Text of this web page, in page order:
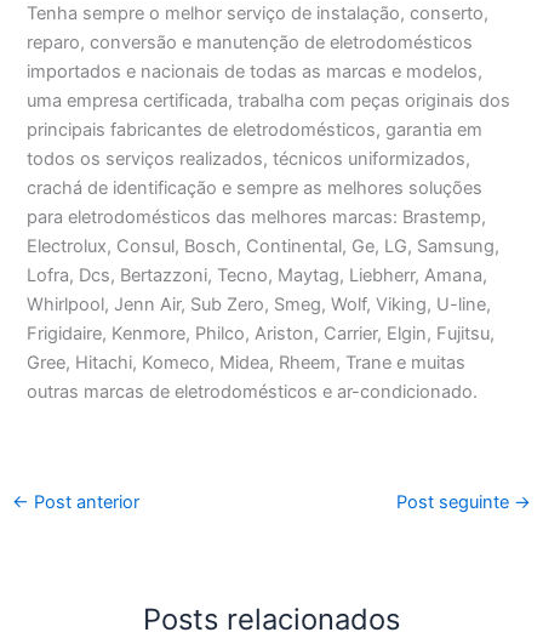
Tenha sempre o melhor serviço de instalação, conserto,
reparo, conversão e manutenção de eletrodomésticos
importados e nacionais de todas as marcas e modelos,
uma empresa certificada, trabalha com peças originais dos
principais fabricantes de eletrodomésticos, garantia em
todos os serviços realizados, técnicos uniformizados,
crachá de identificação e sempre as melhores soluções
para eletrodomésticos das melhores marcas: Brastemp,
Electrolux, Consul, Bosch, Continental, Ge, LG, Samsung,
Lofra, Dcs, Bertazzoni, Tecno, Maytag, Liebherr, Amana,
Whirlpool, Jenn Air, Sub Zero, Smeg, Wolf, Viking, U-line,
Frigidaire, Kenmore, Philco, Ariston, Carrier, Elgin, Fujitsu,
Gree, Hitachi, Komeco, Midea, Rheem, Trane e muitas
outras marcas de eletrodomésticos e ar-condicionado.
← Post anterior Post seguinte →
Posts relacionados